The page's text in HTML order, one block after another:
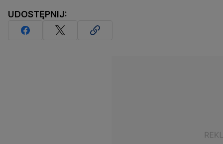
UDOSTĘPNIJ: